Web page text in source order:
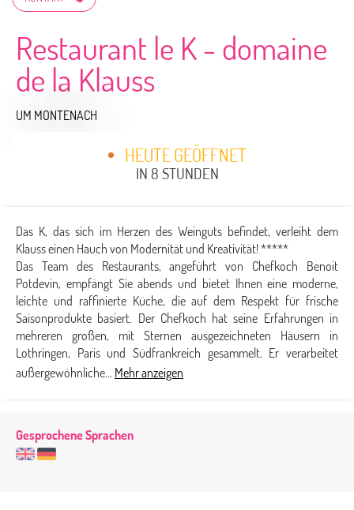
Restaurant le K - domaine
de la Klauss
UM MONTENACH
HEUTE GEÖFFNET
IN 8 STUNDEN
Das K, das sich im Herzen des Weinguts befindet, verleiht dem
Klauss einen Hauch von Modernität und Kreativität! *****
Das Team des Restaurants, angeführt von Chefkoch Benoit
Potdevin, empfängt Sie abends und bietet Ihnen eine moderne,
leichte und raffinierte Küche, die auf dem Respekt für frische
Saisonprodukte basiert. Der Chefkoch hat seine Erfahrungen in
mehreren großen, mit Sternen ausgezeichneten Häusern in
Lothringen, Paris und Südfrankreich gesammelt. Er verarbeitet
außergewöhnliche... Mehr anzeigen
Gesprochene Sprachen